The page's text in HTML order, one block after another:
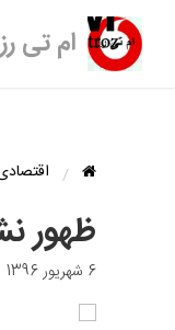
ام تی رز
ظهور
6 شهریور 1396